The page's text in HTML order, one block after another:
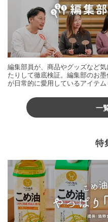
編集部員が、商品やグッズなど
たりして徹底検証。編集部のお
が日常的に愛用しているアイテム
一
特